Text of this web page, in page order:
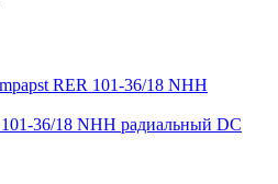
36/18 NHH радиальный DC